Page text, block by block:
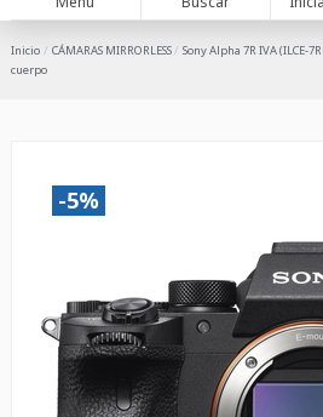
Inicio CÁMARAS MIRRORLESS
Sony Alpha 7R IVA (ILCE-
cuerpo
-5%